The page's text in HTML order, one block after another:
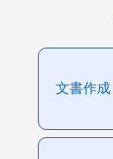
文書作成